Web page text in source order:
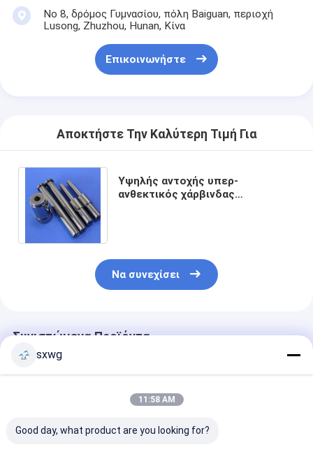
Νο 8, δρόμος Γυμνασίου, πόλη Baiguan, περιοχή
Lusong, Zhuzhou, Hunan, Κίνα
Επικοινωνήστε
Αποκτήστε Την Καλύτερη Τιμή Για
Υψηλής αντοχής υπερ-
ανθεκτικός χάρβινδας
Να συνεχίσει
Συνιστώμενα Προϊόντα
sxwg
11:58 AM
Good day, what product are you looking for?